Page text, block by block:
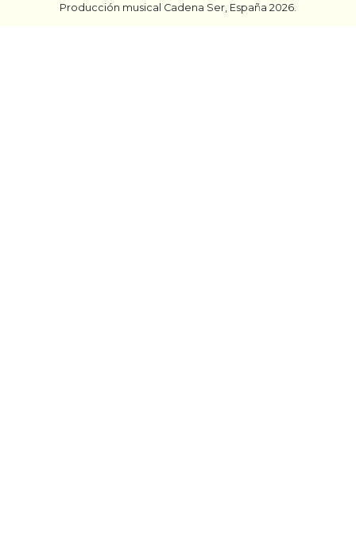
Producción musical Cadena Ser, España 2026.